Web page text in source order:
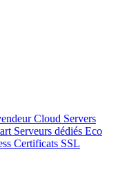
Cloud Servers
Serveurs dédiés Eco
Certificats SSL